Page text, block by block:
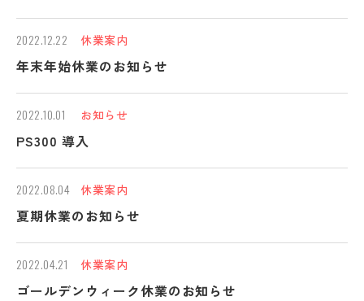
会社案内
調査実績
お知らせ
2022.12.22 休業案内
年末年始休業のお知らせ
2022.10.01 お知らせ
PS300 導入
2022.08.04 休業案内
夏期休業のお知らせ
2022.04.21 休業案内
ゴールデンウィーク休業のお知らせ